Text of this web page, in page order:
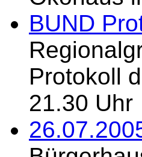
BUND
Protokoll
21.30 Uhr